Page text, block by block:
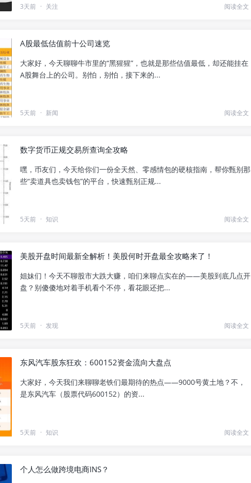
3天前 · 关注 阅读全文
A股最低估值前十公司速览
大家好，今天聊聊牛市里的“黑猩猩”，也就是那些估值最低，却还能挂在
A股舞台上的公司。别怕，别怕，接下来的...
5天前 · 新闻 阅读全文
数字货币正规交易所查询全攻略
嘿，币友们，今天给你们一份全天然、零感情包的硬核指南，帮你甄别那
些“卖道具也卖钱包”的平台，快速甄别正规...
5天前 · 知识 阅读全文
美股开盘时间最新全解析！美股何时开盘最全攻略来了！
姐妹们！今天不聊股市大跌大赚，咱们来聊点实在的——美股到底几点开
盘？别傻傻地对着手机看个不停，看花眼还把...
5天前 · 发现 阅读全文
东风汽车股东狂欢：600152资金流向大盘点
大家好，今天我们来聊聊老铁们最期待的热点——9000号黄土地？不，
是东风汽车（股票代码600152）的资...
5天前 · 知识 阅读全文
个人怎么做跨境电商INS？